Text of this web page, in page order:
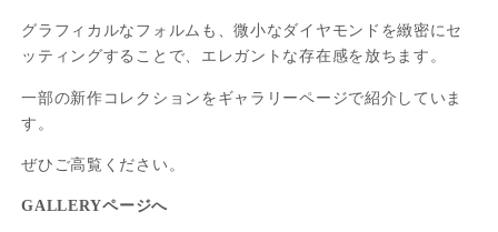
グラフィカルなフォルムも、微小なダイヤモンドを緻密にセ
ッティングすることで、エレガントな存在感を放ちます。
一部の新作コレクションをギャラリーページで紹介していま
す。
ぜひご高覧ください。
GALLERYページへ